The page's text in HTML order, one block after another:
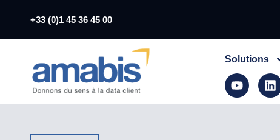
+33 (0)1 45 36 45 00
Solutions